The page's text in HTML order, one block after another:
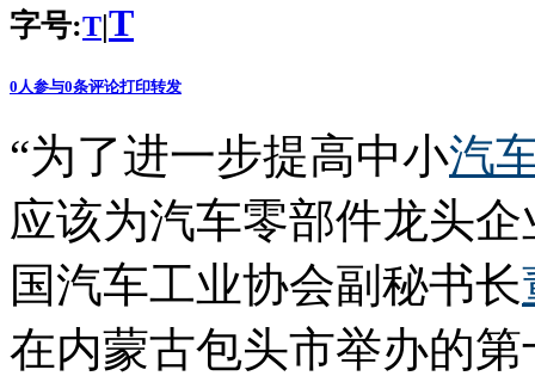
字号:T|T
0 人参与0条评论打印转发
“为了进一步提高中小汽
应该为汽车零部件龙头
国汽车工业协会副秘书长
在内蒙古包头市举办的